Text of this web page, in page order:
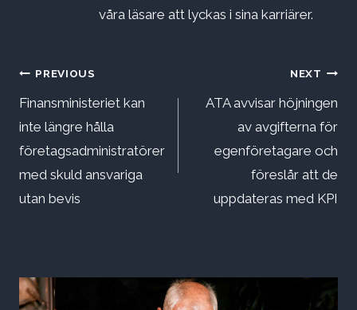
våra läsare att lyckas i sina karriärer.
Inläggsnavigering
PREVIOUS
Finansministeriet kan
inte längre hålla
företagsadministratörer
med skuld ansvariga
utan bevis
NEXT
ATA avvisar höjningen
av avgifterna för
egenföretagare och
föreslår att de
uppdateras med KPI